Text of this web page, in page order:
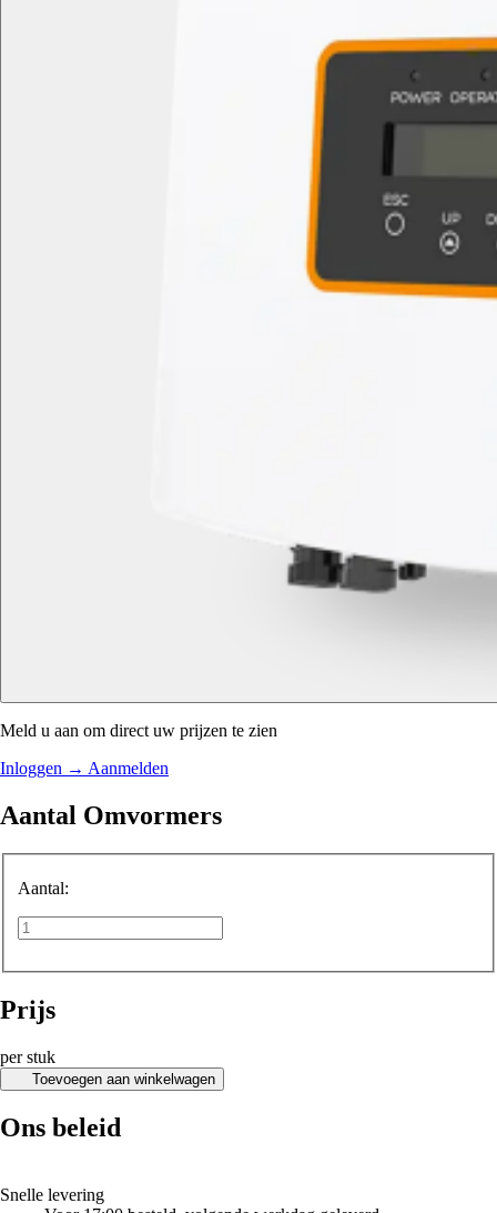
Meld u aan om direct uw prijzen te zien
Inloggen → Aanmelden
Aantal Omvormers
Aantal:
Prijs
per stuk
Toevoegen aan winkelwagen
Ons beleid
Snelle levering